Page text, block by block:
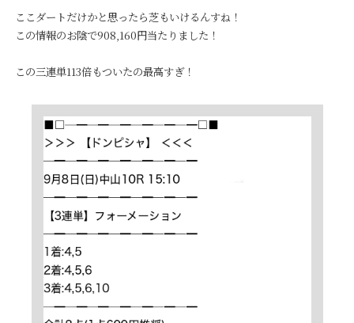
ここダートだけかと思ったら芝もいけるんすね！
この情報のお陰で908,160円当たりました！
この三連単113倍もついたの最高すぎ！